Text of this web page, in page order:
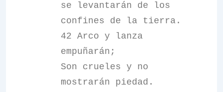
se levantarán de los
confines de la tierra.
42 Arco y lanza
empuñarán;
Son crueles y no
mostrarán piedad.